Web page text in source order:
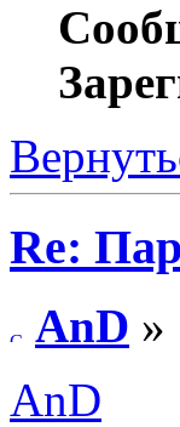
Re:
AnD »
AnD